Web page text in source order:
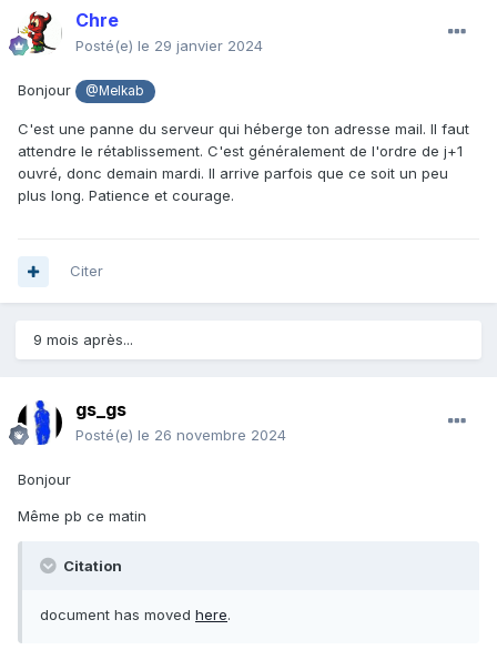
Chre
Posté(e) le 29 janvier 2024
Bonjour @Melkab
C'est une panne du serveur qui héberge ton adresse mail. Il faut
attendre le rétablissement. C'est généralement de l'ordre de j+1
ouvré, donc demain mardi. Il arrive parfois que ce soit un peu
plus long. Patience et courage.
Citer
9 mois après...
gs_gs
Posté(e) le 26 novembre 2024
Bonjour
Même pb ce matin
Citation
document has moved here.